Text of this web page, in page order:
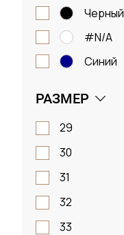
черный
#N/A
синий
РАЗМЕР
29
30
31
32
33